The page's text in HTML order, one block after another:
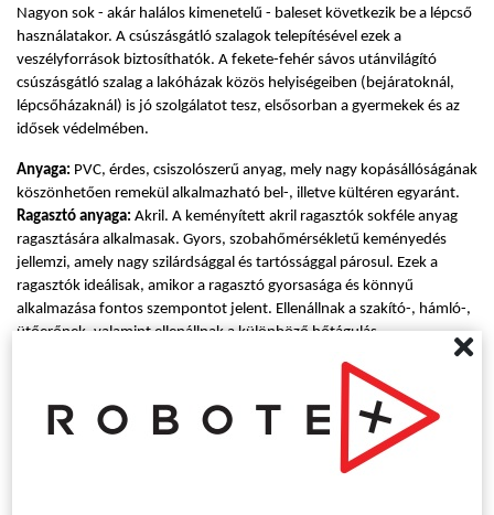
Nagyon sok - akár halálos kimenetelű - baleset következik be a lépcső
használatakor. A csúszásgátló szalagok telepítésével ezek a
veszélyforrások biztosíthatók. A fekete-fehér sávos utánvilágító
csúszásgátló szalag a lakóházak közös helyiségeiben (bejáratoknál,
lépcsőházaknál) is jó szolgálatot tesz, elsősorban a gyermekek és az
idősek védelmében.
Anyaga: PVC, érdes, csiszolószerű anyag, mely nagy kopásállóságának
köszönhetően remekül alkalmazható bel-, illetve kültéren egyaránt.
Ragasztó anyaga: Akril. A keményített akril ragasztók sokféle anyag
ragasztására alkalmasak. Gyors, szobahőmérsékletű keményedés
jellemzi, amely nagy szilárdsággal és tartóssággal párosul. Ezek a
ragasztók ideálisak, amikor a ragasztó gyorsasága és könnyű
alkalmazása fontos szempontot jelent. Ellenállnak a szakító-, hámló-,
ütőerőnek, valamint ellenállnak a különböző hőtágulás
feszültségeinek, amelyek különböző anyagok kötésénél fordulnak elő.
A csúszásmentesített szalagok könnyen felhelyezhetőek, telepítésük